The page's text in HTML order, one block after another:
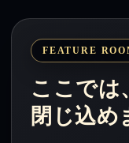
FEATURE
ここでは
閉じ込め